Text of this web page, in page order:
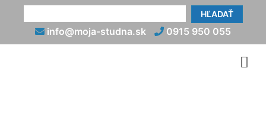
HĽADAŤ
info@moja-studna.sk 0915 950 055